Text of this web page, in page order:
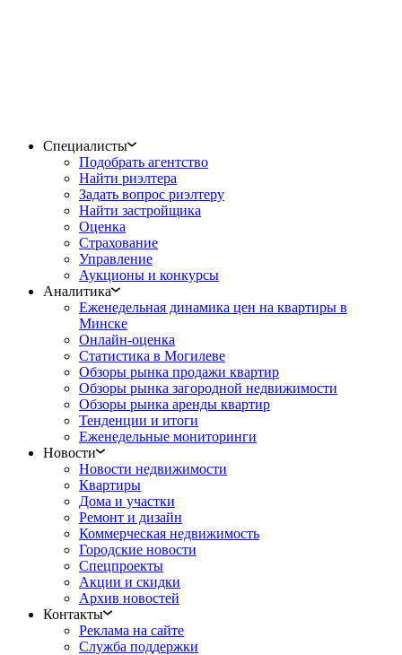
Специалисты
Подобрать агентство
Найти риэлтера
Задать вопрос риэлтеру
Найти застройщика
Оценка
Страхование
Управление
Аукционы и конкурсы
Аналитика
Еженедельная динамика цен на квартиры в
Минске
Онлайн-оценка
Статистика в Могилеве
Обзоры рынка продажи квартир
Обзоры рынка загородной недвижимости
Обзоры рынка аренды квартир
Тенденции и итоги
Еженедельные мониторинги
Новости
Новости недвижимости
Квартиры
Дома и участки
Ремонт и дизайн
Коммерческая недвижимость
Городские новости
Спецпроекты
Акции и скидки
Архив новостей
Контакты
Реклама на сайте
Служба поддержки